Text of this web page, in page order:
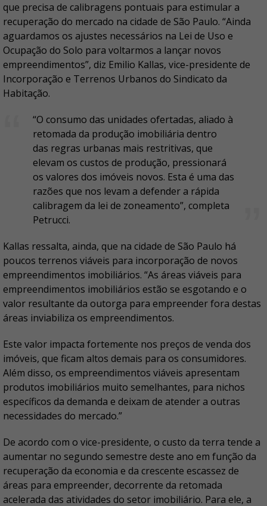
que precisa de calibragens pontuais para estimular a
recuperação do mercado na cidade de São Paulo. “Ainda
aguardamos os ajustes necessários na Lei de Uso e
Ocupação do Solo para voltarmos a lançar novos
empreendimentos”, diz Emilio Kallas, vice-presidente de
Incorporação e Terrenos Urbanos do Sindicato da
Habitação.
“O consumo das unidades ofertadas, aliado à
retomada da produção imobiliária dentro
das regras urbanas mais restritivas, que
elevam os custos de produção, pressionará
os valores dos imóveis novos. Esta é uma das
razões que nos levam a defender a rápida
calibragem da lei de zoneamento”, completa
Petrucci.
Kallas ressalta, ainda, que na cidade de São Paulo há
poucos terrenos viáveis para incorporação de novos
empreendimentos imobiliários. “As áreas viáveis para
empreendimentos imobiliários estão se esgotando e o
valor resultante da outorga para empreender fora destas
áreas inviabiliza os empreendimentos.
Este valor impacta fortemente nos preços de venda dos
imóveis, que ficam altos demais para os consumidores.
Além disso, os empreendimentos viáveis apresentam
produtos imobiliários muito semelhantes, para nichos
específicos da demanda e deixam de atender a outras
necessidades do mercado.”
De acordo com o vice-presidente, o custo da terra tende a
aumentar no segundo semestre deste ano em função da
recuperação da economia e da crescente escassez de
áreas para empreender, decorrente da retomada
acelerada das atividades do setor imobiliário. Para ele, a